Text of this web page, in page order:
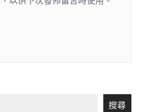
搜尋